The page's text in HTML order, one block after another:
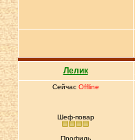
Лелик
Сейчас Offline
Шеф-повар
Профиль